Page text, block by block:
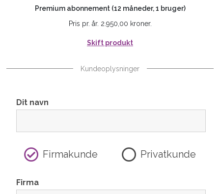
Premium abonnement (12 måneder, 1 bruger)
Pris pr. år. 2.950,00 kroner.
Skift produkt
Kundeoplysninger
Dit navn
Firmakunde Privatkunde
Firma